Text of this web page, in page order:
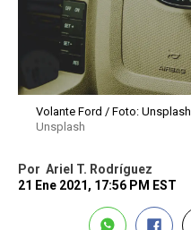
Volante Ford / Foto: Unsplash
Unsplash
Por Ariel T. Rodríguez
21 Ene 2021, 17:56 PM EST